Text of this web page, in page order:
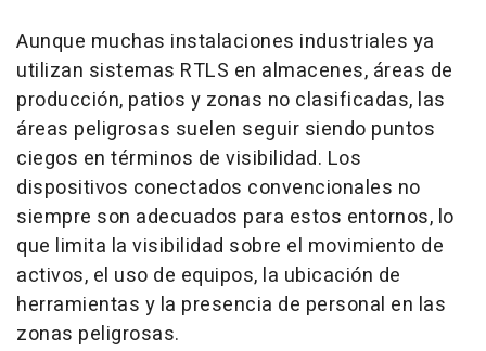
Aunque muchas instalaciones industriales ya
utilizan sistemas RTLS en almacenes, áreas de
producción, patios y zonas no clasificadas, las
áreas peligrosas suelen seguir siendo puntos
ciegos en términos de visibilidad. Los
dispositivos conectados convencionales no
siempre son adecuados para estos entornos, lo
que limita la visibilidad sobre el movimiento de
activos, el uso de equipos, la ubicación de
herramientas y la presencia de personal en las
zonas peligrosas.